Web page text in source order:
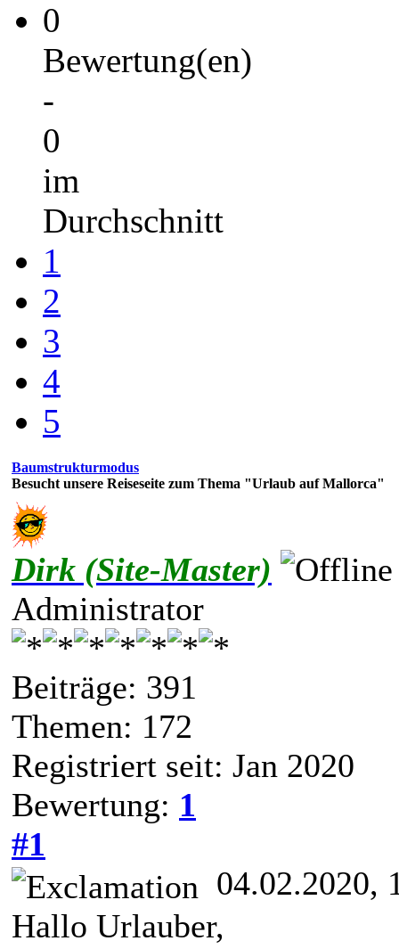
0
Bewertung(en)
-
0
im
Durchschnitt
1
2
3
4
5
Baumstrukturmodus
Besucht unsere Reiseseite zum Thema "Urlaub auf Mallorca"
Dirk (Site-Master)
Administrator
Beiträge: 391
Themen: 172
Registriert seit: Jan 2020
Bewertung: 1
#1
04.02.2020,
Hallo Urlauber,